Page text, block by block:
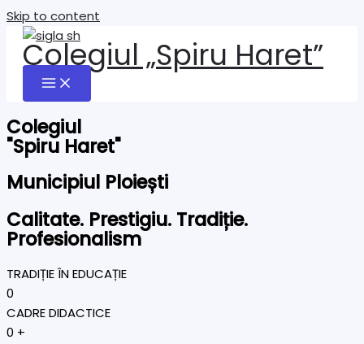
Skip to content
Colegiul „Spiru Haret”
Colegiul
"Spiru Haret"
Municipiul Ploiești
Calitate. Prestigiu. Tradiție.
Profesionalism
TRADIȚIE ÎN EDUCAȚIE
0
CADRE DIDACTICE
0 +